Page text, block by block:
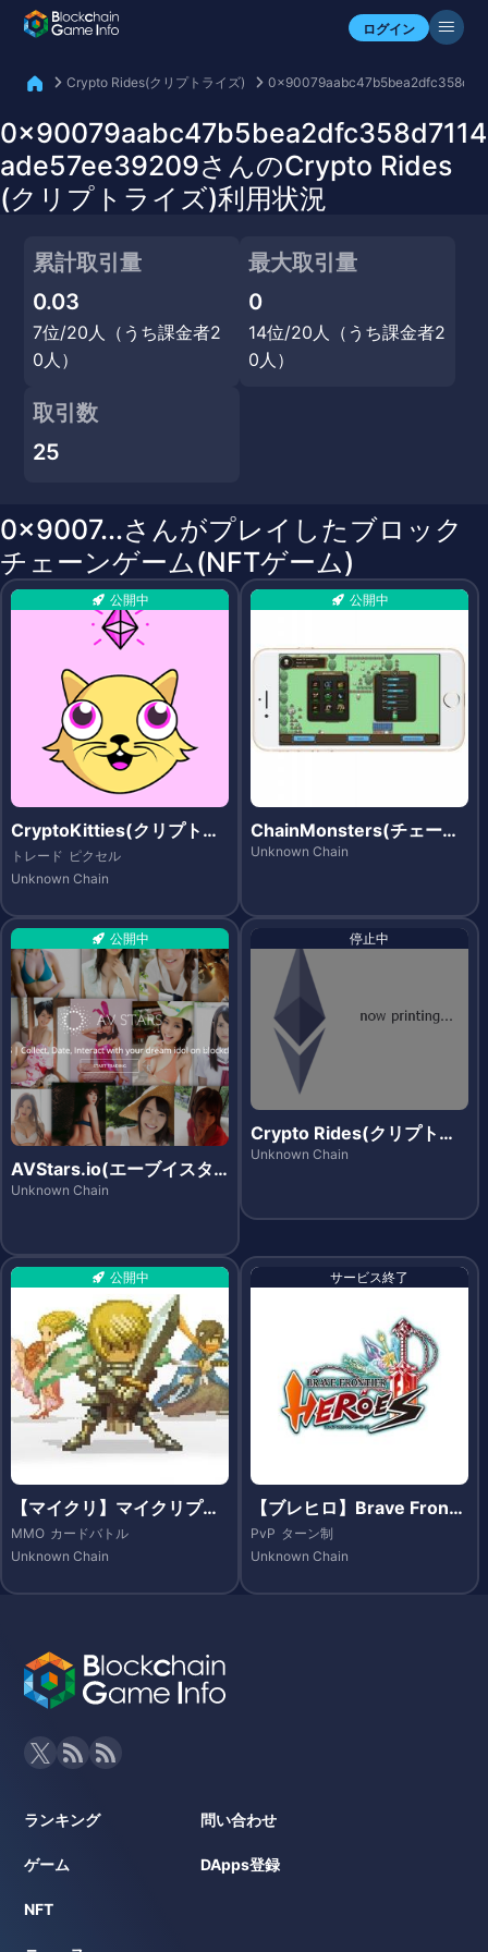
ログイン
自分のアセットを確認
Crypto Rides(クリプトライズ)
0x90079aabc47b5bea2dfc358d7114
ade57ee39209さんのCrypto Rides
(クリプトライズ)利用状況
累計取引量
0.03
7位/20人（うち課金者2
0人）
最大取引量
0
14位/20人（うち課金者2
0人）
取引数
25
0x9007...さんがプレイしたブロック
チェーンゲーム(NFTゲーム)
公開中
CryptoKitties(クリプトキ
ティーズ)
トレード ピクセル
Unknown Chain
公開中
ChainMonsters(チェーン
モンスターズ)
Unknown Chain
公開中
AVStars.io(エーブイスタ
ーズ)
Unknown Chain
停止中
Crypto Rides(クリプトラ
イズ)
Unknown Chain
公開中
【マイクリ】マイクリプト
ヒーローズ(My Crypto He
roes )
MMO カードバトル
Unknown Chain
サービス終了
【ブレヒロ】Brave Fronti
er Heroes（ブレイブ フロ
ンティア ヒーローズ）- Et
PvP ターン制
Unknown Chain
ランキング
ゲーム
NFT
問い合わせ
DApps登録